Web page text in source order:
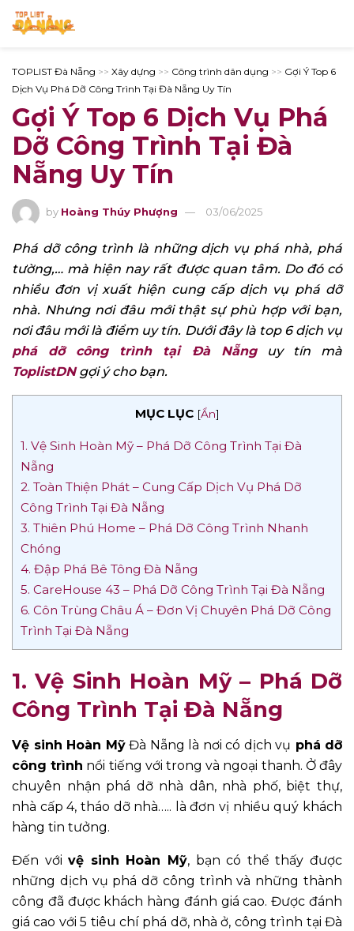
TOPLIST Đà Nẵng >> Xây dựng >> Công trình dân dụng >> Gợi Ý Top 6
Dịch Vụ Phá Dỡ Công Trình Tại Đà Nẵng Uy Tín
Gợi Ý Top 6 Dịch Vụ Phá
Dỡ Công Trình Tại Đà
Nẵng Uy Tín
by Hoàng Thúy Phượng 03/06/2025
Phá dỡ công trình là những dịch vụ phá nhà, phá
tường,… mà hiện nay rất được quan tâm. Do đó có
nhiều đơn vị xuất hiện cung cấp dịch vụ phá dỡ
nhà. Nhưng nơi đâu mới thật sự phù hợp với bạn,
nơi đâu mới là điểm uy tín. Dưới đây là top 6 dịch vụ
phá dỡ công trình tại Đà Nẵnguy tín mà
ToplistDNgợi ý cho bạn.
MỤC LỤC [Ẩn]
1. Vệ Sinh Hoàn Mỹ – Phá Dỡ Công Trình Tại Đà
Nẵng
2. Toàn Thiện Phát – Cung Cấp Dịch Vụ Phá Dỡ
Công Trình Tại Đà Nẵng
3. Thiên Phú Home – Phá Dỡ Công Trình Nhanh
Chóng
4. Đập Phá Bê Tông Đà Nẵng
5. CareHouse 43 – Phá Dỡ Công Trình Tại Đà Nẵng
6. Côn Trùng Châu Á – Đơn Vị Chuyên Phá Dỡ Công
Trình Tại Đà Nẵng
1. Vệ Sinh Hoàn Mỹ – Phá Dỡ
Công Trình Tại Đà Nẵng
Vệ sinh Hoàn MỹĐà Nẵng là nơi có dịch vụ phá dỡ
công trình nổi tiếng với trong và ngoại thanh. Ở đây
chuyên nhận phá dỡ nhà dân, nhà phố, biệt thự,
nhà cấp 4, tháo dỡ nhà….. là đơn vị nhiều quý khách
hàng tin tưởng.
Đến vớivệ sinh Hoàn Mỹ, bạn có thể thấy được
những dịch vụ phá dỡ công trình và những thành
công đã được khách hàng đánh giá cao. Được đánh
giá cao với 5 tiêu chí phá dỡ, nhà ở, công trình tại Đà